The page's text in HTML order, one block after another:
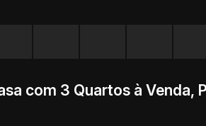
com 3 Quartos à Venda,